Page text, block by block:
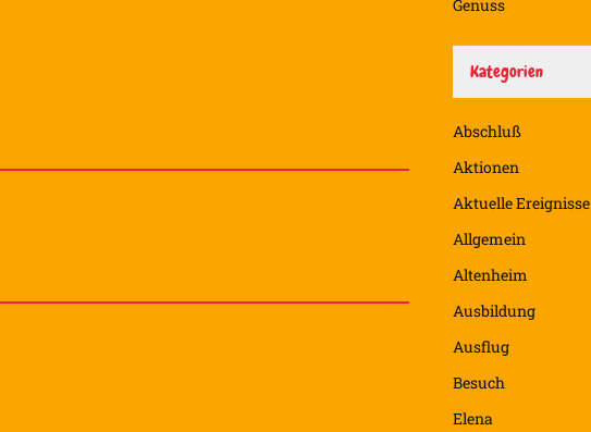
Genuss
Kategorien
Abschluß
Aktionen
Aktuelle Ereignisse
Allgemein
Altenheim
Ausbildung
Ausflug
Besuch
Elena